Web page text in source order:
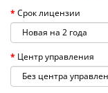
Срок лицензии
Центр управления